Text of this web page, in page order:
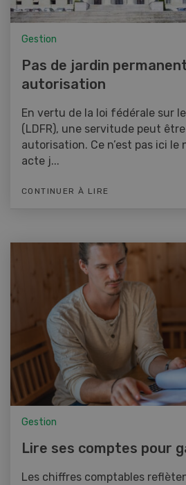
Gestion
Pas de jardin
autorisation
En vertu de la loi fédérale sur
(LDFR), une servitude peut
autorisation. Ce n’est pas ici
acte j...
CONTINUER À LIRE
Gestion
Lire ses comptes pour
Les chiffres comptables